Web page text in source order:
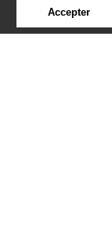
Accepter